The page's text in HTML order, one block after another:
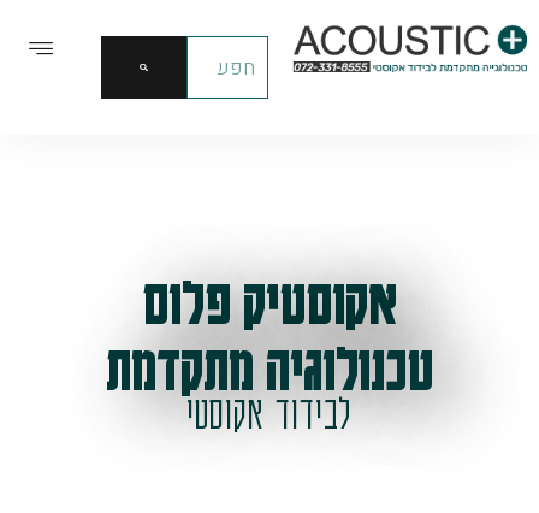
אקוסטיק פלוס
טכנולוגיה מתקדמת
לבידוד אקוסטי